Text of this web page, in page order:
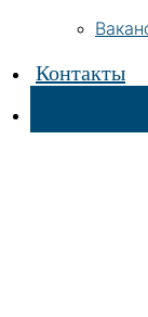
Контакты